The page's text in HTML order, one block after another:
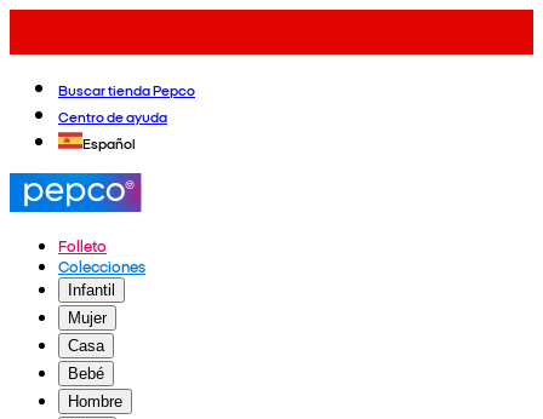
Buscar tienda Pepco
Centro de ayuda
Español
Folleto
Colecciones
Infantil
Mujer
Casa
Bebé
Hombre